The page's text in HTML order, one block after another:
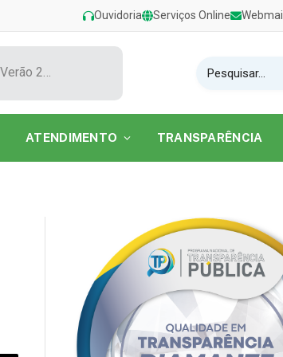
Ouvidoria Serviços Online Webmail
Show de Tarcísio do Acordeon encerra o Festival de Verão 2026 na Praia do Caripi
ATENDIMENTO TRANSPARÊNCIA